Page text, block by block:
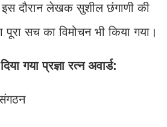
दौरान लेखक सुशील छंगाणी की
सच का विमोचन भी किया गया।
गया प्रज्ञा रत्न अवार्ड: